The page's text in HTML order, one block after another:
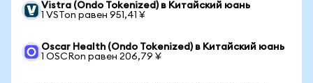
Vistra (Ondo Tokenized) в Китайский юань
1 VSTon равен 951,41 ¥
Oscar Health (Ondo Tokenized) в Китайский юань
1 OSCRon равен 206,79 ¥